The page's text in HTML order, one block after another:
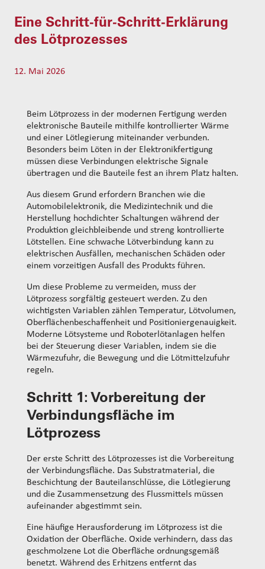
a
Eine Schritt-für-Schritt-Erklärung
des Lötprozesses
12. Mai 2026
Beim Lötprozess in der modernen Fertigung werden
elektronische Bauteile mithilfe kontrollierter Wärme
und einer Lötlegierung miteinander verbunden.
Besonders beim Löten in der Elektronikfertigung
müssen diese Verbindungen elektrische Signale
übertragen und die Bauteile fest an ihrem Platz halten.
Aus diesem Grund erfordern Branchen wie die
Automobilelektronik, die Medizintechnik und die
Herstellung hochdichter Schaltungen während der
Produktion gleichbleibende und streng kontrollierte
Lötstellen. Eine schwache Lötverbindung kann zu
elektrischen Ausfällen, mechanischen Schäden oder
einem vorzeitigen Ausfall des Produkts führen.
Um diese Probleme zu vermeiden, muss der
Lötprozess sorgfältig gesteuert werden. Zu den
wichtigsten Variablen zählen Temperatur, Lötvolumen,
Oberflächenbeschaffenheit und Positioniergenauigkeit.
Moderne Lötsysteme und Roboterlötanlagen helfen
bei der Steuerung dieser Variablen, indem sie die
Wärmezufuhr, die Bewegung und die Lötmittelzufuhr
regeln.
Schritt 1: Vorbereitung der
Verbindungsfläche im
Lötprozess
Der erste Schritt des Lötprozesses ist die Vorbereitung
der Verbindungsfläche. Das Substratmaterial, die
Beschichtung der Bauteilanschlüsse, die Lötlegierung
und die Zusammensetzung des Flussmittels müssen
aufeinander abgestimmt sein.
Eine häufige Herausforderung im Lötprozess ist die
Oxidation der Oberfläche. Oxide verhindern, dass das
geschmolzene Lot die Oberfläche ordnungsgemäß
benetzt. Während des Erhitzens entfernt das